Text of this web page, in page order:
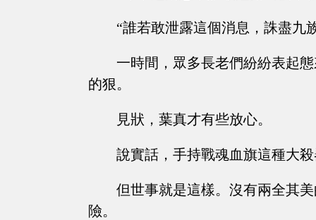
“誰若敢泄露這個消息，誅盡九
一時間，眾多長老們紛紛表起
的狠。
見狀，葉真才有些放心。
說實話，手持戰魂血旗這種大
但世事就是這樣。沒有兩全其
險。